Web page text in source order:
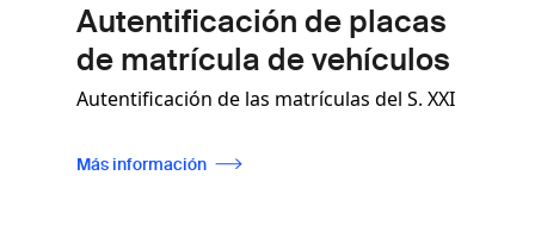
Autentificación de placas
de matrícula de vehículos
Autentificación de las matrículas del S. XXI
Más información